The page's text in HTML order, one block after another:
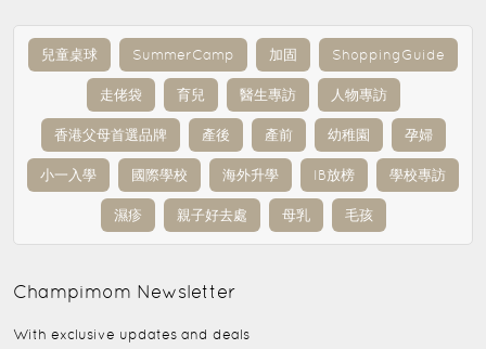
兒童桌球 SummerCamp 加固 ShoppingGuide
走佬袋 育兒 醫生專訪 人物專訪
香港父母首選品牌 產後 產前 幼稚園 孕婦
小一入學 國際學校 海外升學 IB放榜 學校專訪
濕疹 親子好去處 母乳 毛孩
Champimom Newsletter
With exclusive updates and deals